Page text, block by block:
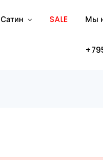
Сатин SALE Мы